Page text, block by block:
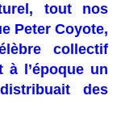
tout nos
Peter Coyote,
collectif
à l’époque un
des